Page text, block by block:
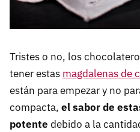
Tristes o no, los
tener estas magdalenas de
están para empezar y no
compacta, el sabor de
potente debido a la